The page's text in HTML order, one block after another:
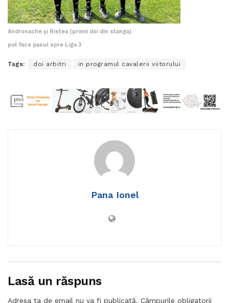
Andronache și Ristea (primii doi din stanga)
pot face pasul spre Liga 3
Tags: doi arbitri in programul cavalerii viitorului
Pana Ionel
Lasă un răspuns
Adresa ta de email nu va fi publicată. Câmpurile obligatorii